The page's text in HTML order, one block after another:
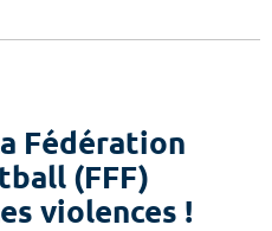
Fédération
(FFF)
violences !